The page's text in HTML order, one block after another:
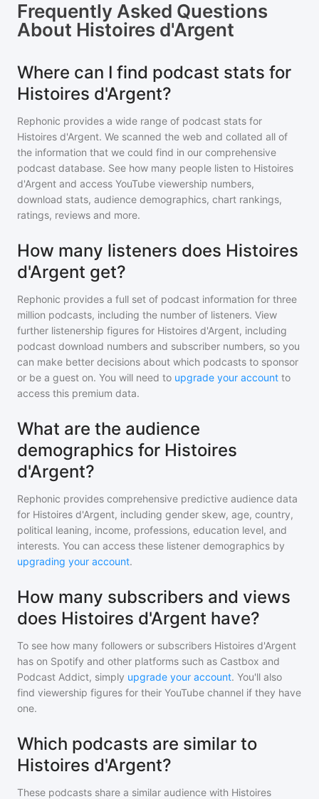
Frequently Asked Questions
About Histoires d'Argent
Where can I find podcast stats for
Histoires d'Argent?
Rephonic provides a wide range of podcast stats for
Histoires d'Argent. We scanned the web and collated all of
the information that we could find in our comprehensive
podcast database. See how many people listen to Histoires
d'Argent and access YouTube viewership numbers,
download stats, audience demographics, chart rankings,
ratings, reviews and more.
How many listeners does Histoires
d'Argent get?
Rephonic provides a full set of podcast information for three
million podcasts, including the number of listeners. View
further listenership figures for Histoires d'Argent, including
podcast download numbers and subscriber numbers, so you
can make better decisions about which podcasts to sponsor
or be a guest on. You will need to upgrade your account to
access this premium data.
What are the audience
demographics for Histoires
d'Argent?
Rephonic provides comprehensive predictive audience data
for Histoires d'Argent, including gender skew, age, country,
political leaning, income, professions, education level, and
interests. You can access these listener demographics by
upgrading your account.
How many subscribers and views
does Histoires d'Argent have?
To see how many followers or subscribers Histoires d'Argent
has on Spotify and other platforms such as Castbox and
Podcast Addict, simply upgrade your account. You'll also
find viewership figures for their YouTube channel if they have
one.
Which podcasts are similar to
Histoires d'Argent?
These podcasts share a similar audience with Histoires